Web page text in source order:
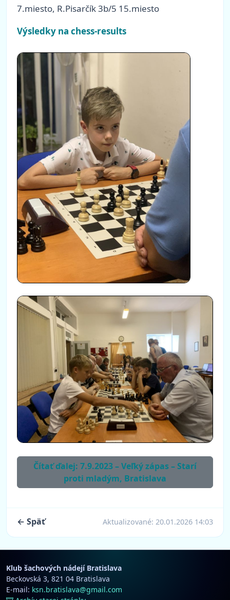
7.miesto, R.Pisarčík 3b/5 15.miesto
Výsledky na chess-results
Čítať ďalej: 7.9.2023 – Veľký zápas – Starí
proti mladým, Bratislava
← Späť Aktualizované: 20.01.2026 14:03
Klub šachových nádejí Bratislava
Beckovská 3, 821 04 Bratislava
E-mail: ksn.bratislava@gmail.com